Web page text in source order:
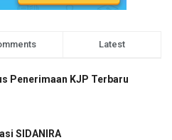
Latest
Penerimaan KJP Terbaru
SIDANIRA